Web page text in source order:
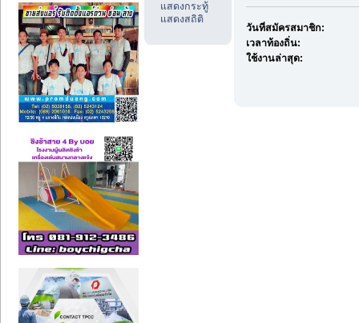
แสดงกระทู้
แสดงสถิติ
วันที่สมัครสมาชิก:
เวลาท้องถิ่น:
ใช้งานล่าสุด: